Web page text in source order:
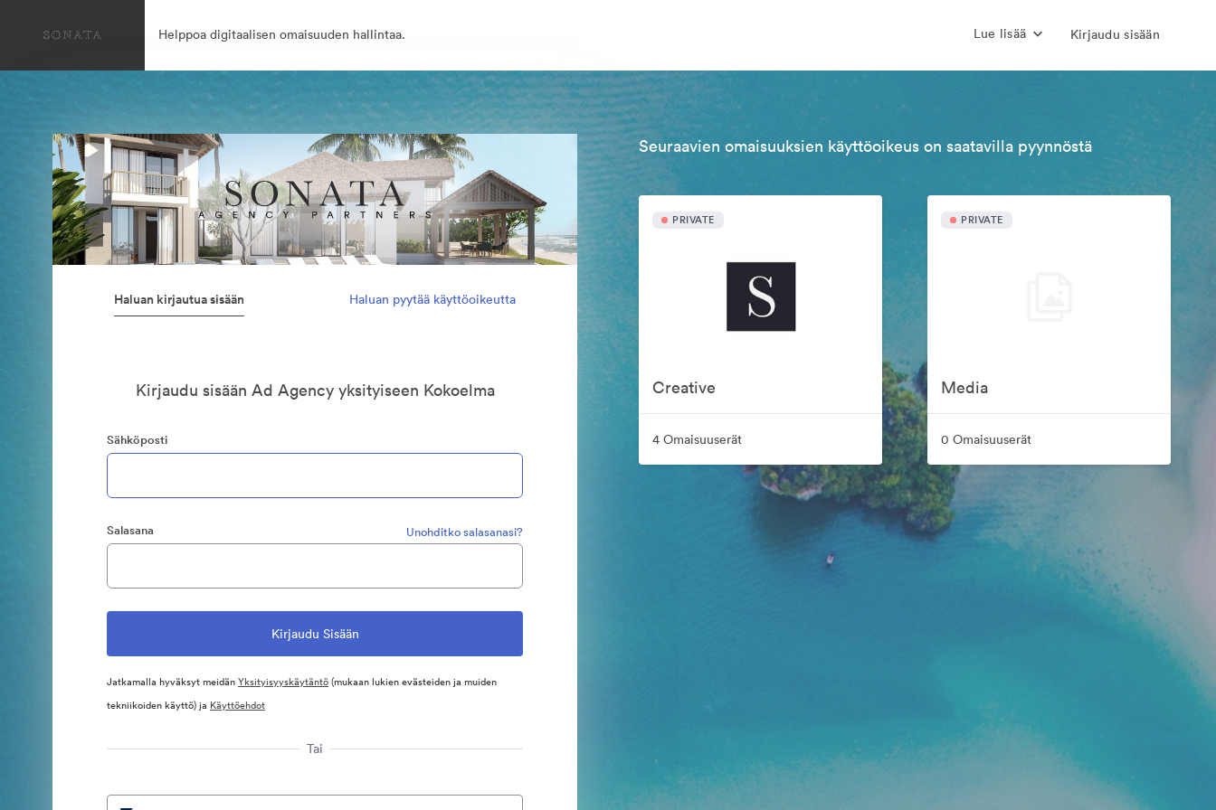
Helppoa digitaalisen omaisuuden hallintaa. Lue lisää Kirjaudu sisään
Haluan kirjautua sisään Haluan pyytää käyttöoikeutta
Kirjaudu sisään Ad Agency yksityiseen Kokoelma
Sähköposti
Salasana Unohditko salasanasi?
Jatkamalla hyväksyt meidänYksityisyyskäytäntö(mukaan lukien evästeiden ja muiden
tekniikoiden käyttö) ja Käyttöehdot
Tai
Seuraavien omaisuuksien käyttöoikeus on saatavilla pyynnöstä
PRIVATE
Creative
4 Omaisuuserät
PRIVATE
Media
0 Omaisuuserät